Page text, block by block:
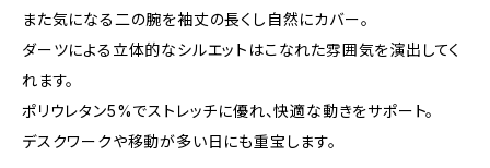
また気になる二の腕を袖丈の長くし自然にカバー。
ダーツによる立体的なシルエットはこなれた雰囲気を演出してく
れます。
ポリウレタン5%でストレッチに優れ、快適な動きをサポート。
デスクワークや移動が多い日にも重宝します。